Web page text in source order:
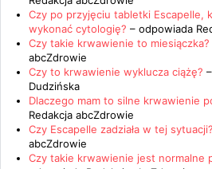
Czy po przyjęciu tabletki Escapelle,
wykonać cytologię? – odpowiada
Czy takie krwawienie to miesiączka?
abcZdrowie
Czy to krwawienie wyklucza ciążę?
Dudzińska
Dlaczego mam to silne krwawienie
Redakcja abcZdrowie
Czy Escapelle zadziała w tej sytuacji?
abcZdrowie
Czy takie krwawienie jest normalne